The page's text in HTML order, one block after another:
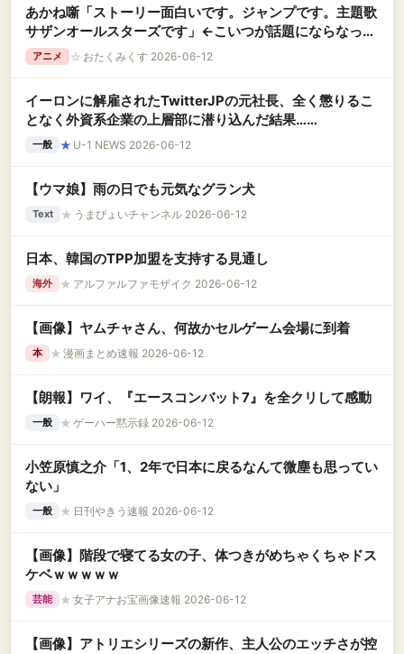
あかね噺「ストーリー面白いです。ジャンプです。主題歌
サザンオールスターズです」←こいつが話題にならなった
理由
アニメ ☆ おたくみくす 2026-06-12
イーロンに解雇されたTwitterJPの元社長、全く懲りるこ
となく外資系企業の上層部に潜り込んだ結果……
一般 ★ U-1 NEWS 2026-06-12
【ウマ娘】雨の日でも元気なグラン犬
Text ★ うまぴょいチャンネル 2026-06-12
日本、韓国のTPP加盟を支持する見通し
海外 ★ アルファルファモザイク 2026-06-12
【画像】ヤムチャさん、何故かセルゲーム会場に到着
本 ★ 漫画まとめ速報 2026-06-12
【朗報】ワイ、『エースコンバット7』を全クリして感動
一般 ★ ゲーハー黙示録 2026-06-12
小笠原慎之介「1、2年で日本に戻るなんて微塵も思ってい
ない」
一般 ★ 日刊やきう速報 2026-06-12
【画像】階段で寝てる女の子、体つきがめちゃくちゃドス
ケベｗｗｗｗｗ
芸能 ★ 女子アナお宝画像速報 2026-06-12
【画像】アトリエシリーズの新作、主人公のエッチさが控